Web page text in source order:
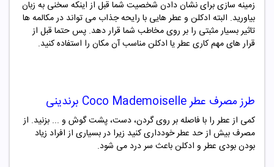
زمینه سازی برای نشان دادن شخصیت شما قبل از اینکه سخنی به زبان
بیاورید. البته ادکلن و عطر هایی با رایحه جذاب می تواند در مکالمه ها
تاثیر بسیار مثبتی را بر روی مخاطب شما قرار دهد. پس حتما قبل از
قرار های مهم کاری عطر یا ادکلن مناسب آن مکان را استفاده کنید.
طرز مصرف عطرCoco Mademoiselle برندینی
کمی از عطر را با فاصله بر روی گردن، دست، پشت گوش و ... بزنید. از
مصرف بیش از حد عطر خودداری کنید زیرا در بسیاری از افراد زیاد
بودن بودی عطر و ادکلن باعث سر درد می شود.